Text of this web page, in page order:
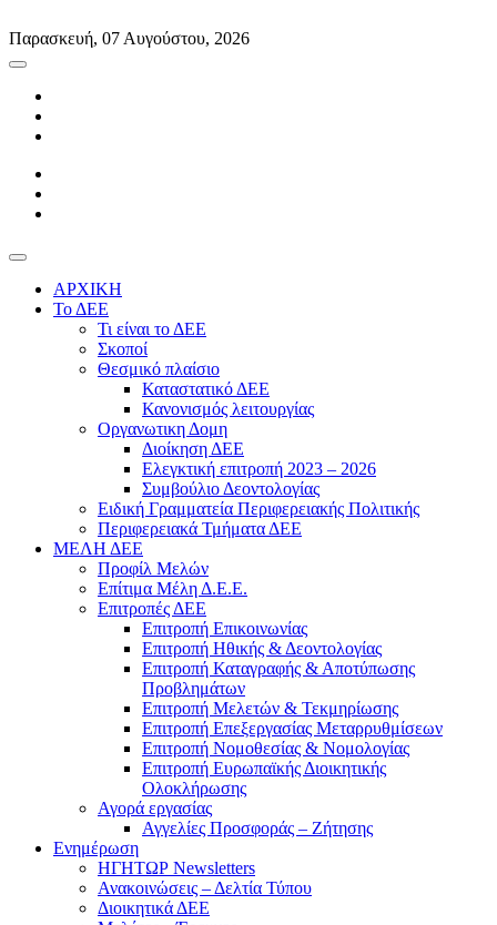
to
content
Παρασκευή, 07 Αυγούστου, 2026
ΑΡΧΙΚΗ
Το ΔΕΕ
Τι είναι το ΔΕΕ
Σκοποί
Θεσμικό πλαίσιο
Καταστατικό ΔΕΕ
Κανονισμός λειτουργίας
Οργανωτικη Δομη
Διοίκηση ΔΕΕ
Ελεγκτική επιτροπή 2023 – 2026
Συμβούλιο Δεοντολογίας
Ειδική Γραμματεία Περιφερειακής Πολιτικής
Περιφερειακά Τμήματα ΔΕΕ
ΜΕΛΗ ΔΕΕ
Προφίλ Μελών
Επίτιμα Mέλη Δ.Ε.Ε.
Επιτροπές ΔΕΕ
Επιτροπή Επικοινωνίας
Επιτροπή Ηθικής & Δεοντολογίας
Επιτροπή Καταγραφής & Αποτύπωσης
Προβλημάτων
Επιτροπή Μελετών & Τεκμηρίωσης
Επιτροπή Επεξεργασίας Μεταρρυθμίσεων
Επιτροπή Νομοθεσίας & Νομολογίας
Επιτροπή Ευρωπαϊκής Διοικητικής
Ολοκλήρωσης
Αγορά εργασίας
Αγγελίες Προσφοράς – Ζήτησης
Ενημέρωση
ΗΓΗΤΩΡ Newsletters
Ανακοινώσεις – Δελτία Τύπου
Διοικητικά ΔΕΕ